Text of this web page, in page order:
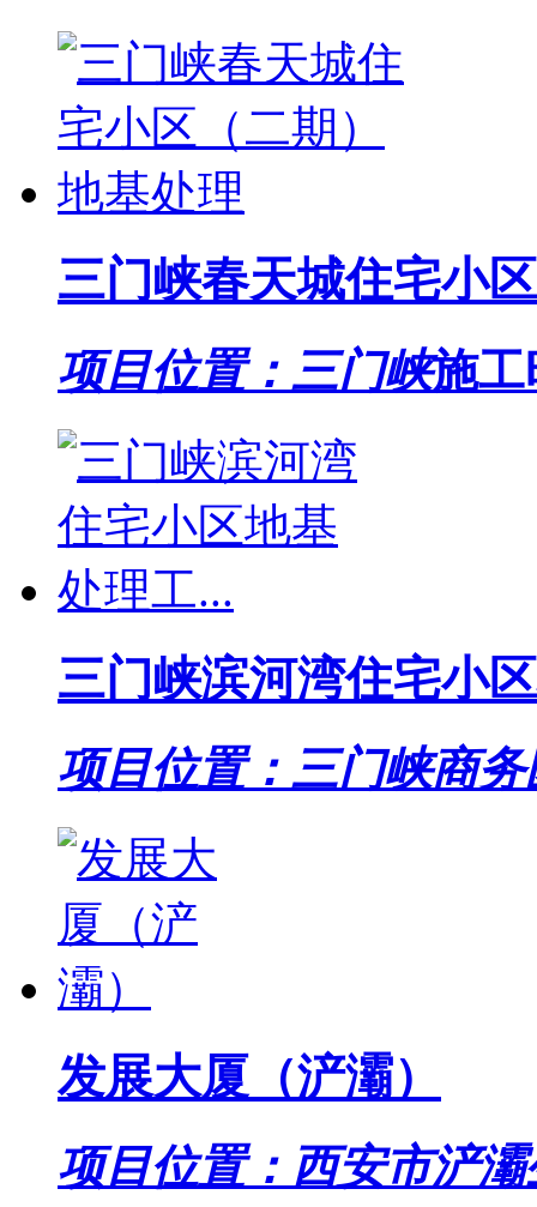
三门峡春天城住宅小
项目位置：三门峡施工
三门峡滨河湾住宅小
项目位置：三门峡商务
发展大厦（浐灞）
项目位置：西安市浐